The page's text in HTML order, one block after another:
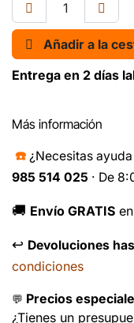
Añadir a la
Entrega en 2 días
Más información
☎️ ¿Necesitas
985 514 025 · De
🚚 Envío GRATIS
↩️ Devoluciones
condiciones
💬 Precios
¿Tienes un